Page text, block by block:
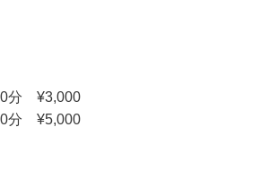
分 ¥3,000
分 ¥5,000